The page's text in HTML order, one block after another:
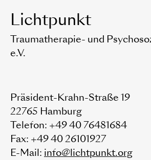
Lichtpunkt
Traumatherapie- und
e.V.
Präsident-Krahn-Straße 19
22765 Hamburg
Telefon: +49 40 76481684
Fax: +49 40 26101927
E-Mail: info@lichtpunkt.org